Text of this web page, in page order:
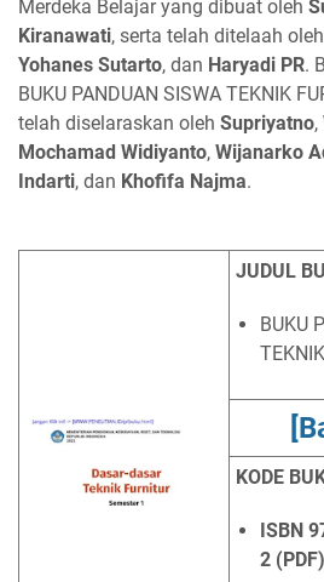
Merdeka Belajar yang dibuat oleh
Kiranawati, serta telah ditelaah oleh
Yohanes Sutarto, dan Haryadi PR.
BUKU PANDUAN SISWA TEKNIK
telah diselaraskan oleh Supriyatno,
Mochamad Widiyanto, Wijanarko
Indarti, dan Khofifa Najma.
JUDUL
BUKU
KODE
ISBN
2 (PDF)